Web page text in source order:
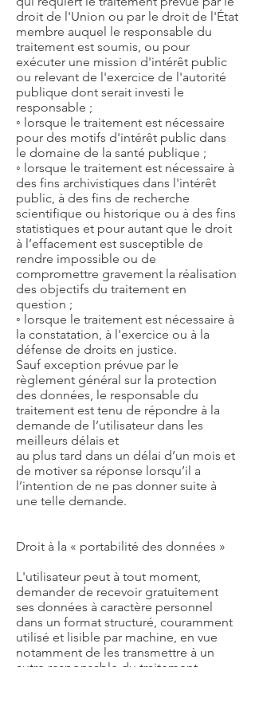
droit de l'Union ou par le droit de l'État
membre auquel le responsable du
traitement est soumis, ou pour
exécuter une mission d'intérêt public
ou relevant de l'exercice de l'autorité
publique dont serait investi le
responsable ;
◦ lorsque le traitement est nécessaire
pour des motifs d'intérêt public dans
le domaine de la santé publique ;
◦ lorsque le traitement est nécessaire à
des fins archivistiques dans l'intérêt
public, à des fins de recherche
scientifique ou historique ou à des fins
statistiques et pour autant que le droit
à l’effacement est susceptible de
rendre impossible ou de
compromettre gravement la réalisation
des objectifs du traitement en
question ;
◦ lorsque le traitement est nécessaire à
la constatation, à l'exercice ou à la
défense de droits en justice.
Sauf exception prévue par le
règlement général sur la protection
des données, le responsable du
traitement est tenu de répondre à la
demande de l’utilisateur dans les
meilleurs délais et
au plus tard dans un délai d’un mois et
de motiver sa réponse lorsqu’il a
l’intention de ne pas donner suite à
une telle demande.
Droit à la « portabilité des données »
L'utilisateur peut à tout moment,
demander de recevoir gratuitement
ses données à caractère personnel
dans un format structuré, couramment
utilisé et lisible par machine, en vue
notamment de les transmettre à un
autre responsable du traitement,